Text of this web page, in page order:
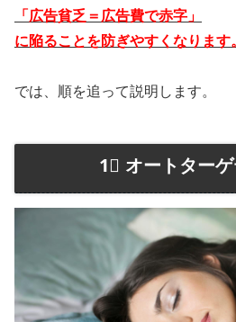
「広告貧乏＝広告費で赤字」
に陥ることを防ぎやすくなります
では、順を追って説明します。
1⃣ オートター